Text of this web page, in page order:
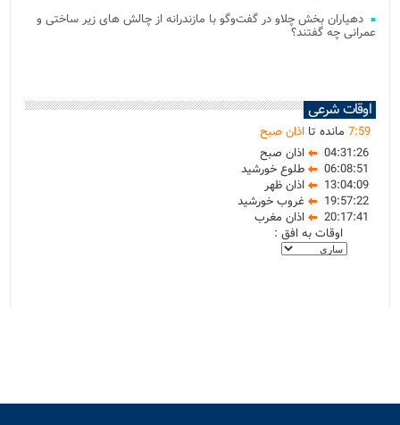
دهیاران بخش چلاو در گفت‌وگو با مازندرانه از چالش های زیر ساختی و
عمرانی چه گفتند؟
اوقات شرعی
7:59 مانده تا اذان صبح
04:31:26
اذان صبح
06:08:51
طلوع خورشید
13:04:09
اذان ظهر
19:57:22
غروب خورشید
20:17:41
اذان مغرب
اوقات به افق :